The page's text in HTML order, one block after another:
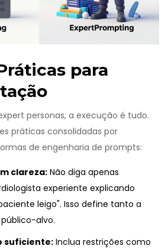
para
personas, a execução é tudo.
práticas consolidadas por
de engenharia de prompts:
clareza: Não diga apenas
experiente explicando
leigo". Isso define tanto a
alvo.
suficiente: Inclua restrições como